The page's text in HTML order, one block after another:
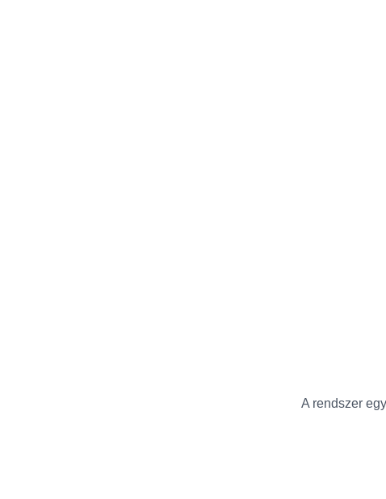
A rendszer